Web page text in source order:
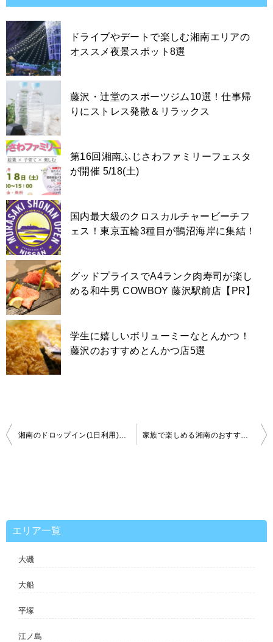
ドライブやデートで楽しむ湘南エリアの
オススメ夜景スポット8選
藤沢・辻堂のスポーツジム10選！仕事帰
りにストレス発散＆リラックス
第16回湘南ふじさわファミリーフェスタ
が開催 5/18(土)
国内最大級のクロスカルチャービーチフ
ェス！東京五輪3種目が鵠沼海岸に集結！
グッドプライスでA4ランク肉寿司が楽し
める和牛男 COWBOY 藤沢駅前店【PR】
学生に嬉しいボリューミーなとんかつ！
藤沢のおすすめとんかつ店5選
投
稿
ン
湘南のドロップイン(1日利用)可能なコワーキングスペースまとめ 家族で楽しめる湘南のおすすめレジャースポット5選!
エリア一覧
大磯
大船
平塚
江ノ島